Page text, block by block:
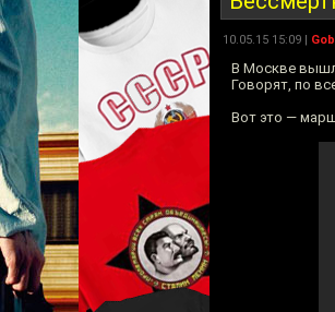
10.05.15 15:09 |
В Москве
Говорят, по
Вот это —